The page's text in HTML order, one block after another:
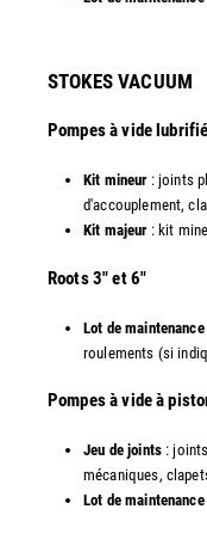
STOKES VACUUM
Pompes à vide
Kit mineur : joints
d'accouplement,
Kit majeur : kit
​Roots 3" et 6"
Lot de maintenance
roulements (si
​​Pompes à vide à
Jeu de joints:
mécaniques,
Lot de maintenance